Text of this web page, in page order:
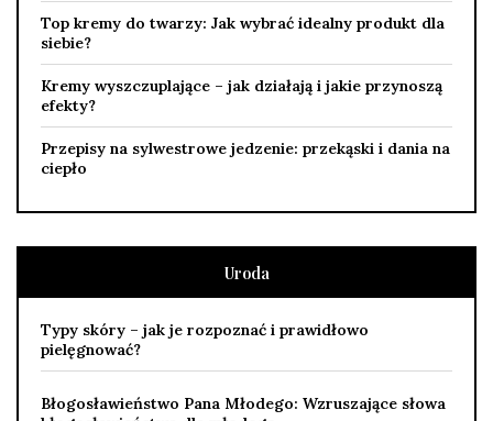
Top kremy do twarzy: Jak wybrać idealny produkt dla
siebie?
Kremy wyszczuplające – jak działają i jakie przynoszą
efekty?
Przepisy na sylwestrowe jedzenie: przekąski i dania na
ciepło
Uroda
Typy skóry – jak je rozpoznać i prawidłowo
pielęgnować?
Błogosławieństwo Pana Młodego: Wzruszające słowa